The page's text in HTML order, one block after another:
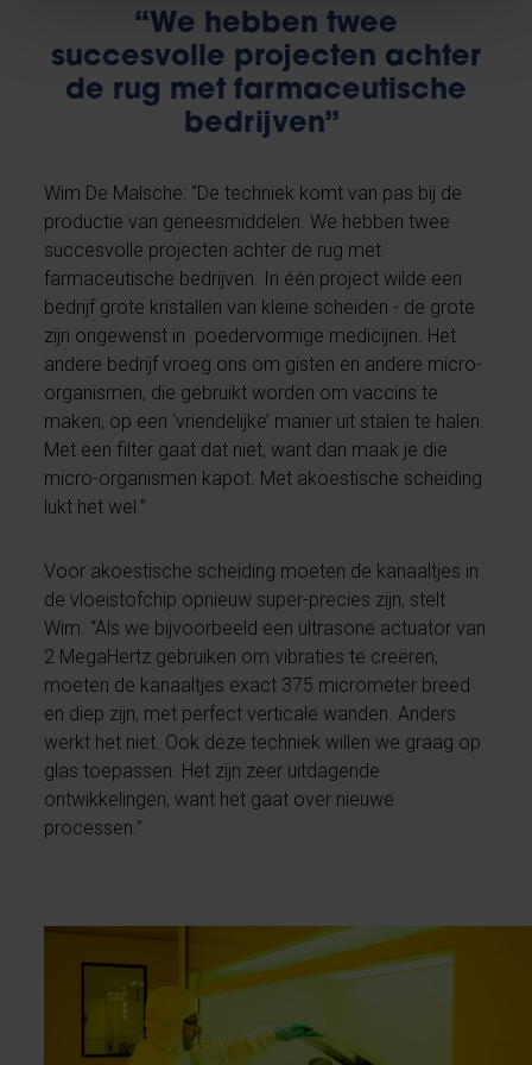
“We hebben twee
succesvolle projecten achter
de rug met farmaceutische
bedrijven”
Wim De Malsche: “De techniek komt van pas bij de
productie van geneesmiddelen. We hebben twee
succesvolle projecten achter de rug met
farmaceutische bedrijven. In één project wilde een
bedrijf grote kristallen van kleine scheiden - de grote
zijn ongewenst in poedervormige medicijnen. Het
andere bedrijf vroeg ons om gisten en andere micro-
organismen, die gebruikt worden om vaccins te
maken, op een ‘vriendelijke’ manier uit stalen te halen.
Met een filter gaat dat niet, want dan maak je die
micro-organismen kapot. Met akoestische scheiding
lukt het wel.”
Voor akoestische scheiding moeten de kanaaltjes in
de vloeistofchip opnieuw super-precies zijn, stelt
Wim. “Als we bijvoorbeeld een ultrasone actuator van
2 MegaHertz gebruiken om vibraties te creëren,
moeten de kanaaltjes exact 375 micrometer breed
en diep zijn, met perfect verticale wanden. Anders
werkt het niet. Ook deze techniek willen we graag op
glas toepassen. Het zijn zeer uitdagende
ontwikkelingen, want het gaat over nieuwe
processen.”